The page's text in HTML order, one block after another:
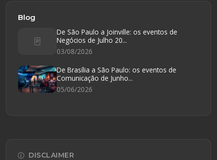
Blog
De São Paulo a Joinville: os eventos de
Negócios de Julho 20...
03/08/2026
De Brasília a São Paulo: os eventos de
Comunicação de Junho...
05/06/2026
DISCLAIMER